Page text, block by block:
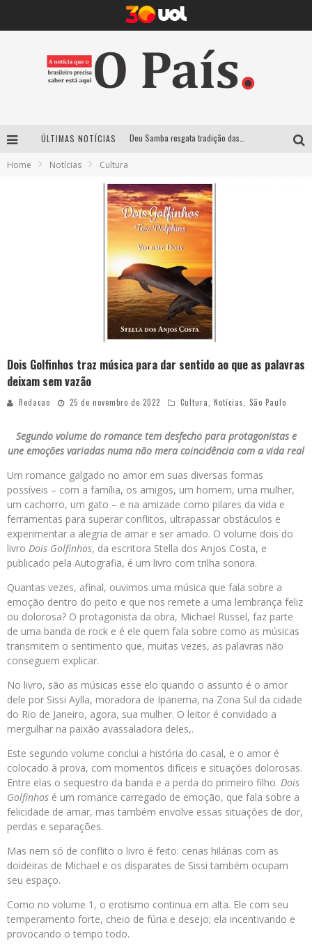
ÚLTIMAS NOTÍCIAS
Home Notícias Cultura
Dois Golfinhos traz música para dar sentido ao que as palavras
deixam sem vazão
Redacao 25 de novembro de 2022 Cultura, Notícias, São Paulo
Segundo volume do romance tem desfecho para protagonistas e
une emoções variadas numa não mera coincidência com a vida real
Um romance galgado no amor em suas diversas formas
possíveis – com a família, os amigos, um homem, uma mulher,
um cachorro, um gato – e na amizade como pilares da vida e
ferramentas para superar conflitos, ultrapassar obstáculos e
experimentar a alegria de amar e ser amado. O volume dois do
livro Dois Golfinhos, da escritora Stella dos Anjos Costa, e
publicado pela Autografia, é um livro com trilha sonora.
Quantas vezes, afinal, ouvimos uma música que fala sobre a
emoção dentro do peito e que nos remete a uma lembrança feliz
ou dolorosa? O protagonista da obra, Michael Russel, faz parte
de uma banda de rock e é ele quem fala sobre como as músicas
transmitem o sentimento que, muitas vezes, as palavras não
conseguem explicar.
No livro, são as músicas esse elo quando o assunto é o amor
dele por Sissi Aylla, moradora de Ipanema, na Zona Sul da cidade
do Rio de Janeiro, agora, sua mulher. O leitor é convidado a
mergulhar na paixão avassaladora deles,.
Este segundo volume conclui a história do casal, e o amor é
colocado à prova, com momentos difíceis e situações dolorosas.
Entre elas o sequestro da banda e a perda do primeiro filho. Dois
Golfinhos é um romance carregado de emoção, que fala sobre a
felicidade de amar, mas também envolve essas situações de dor,
perdas e separações.
Mas nem só de conflito o livro é feito: cenas hilárias com as
doideiras de Michael e os disparates de Sissi também ocupam
seu espaço.
Como no volume 1, o erotismo continua em alta. Ele com seu
temperamento forte, cheio de fúria e desejo; ela incentivando e
provocando o tempo todo.